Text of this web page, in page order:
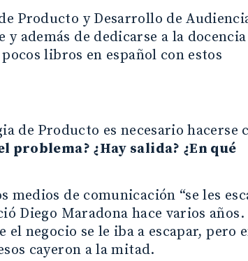
Producto y Desarrollo de
además de dedicarse a la docencia
libros en español con estos
de Producto es necesario hacerse
problema? ¿Hay salida? ¿En qué
de comunicación “se les
Diego Maradona hace varios años.
negocio se le iba a escapar, pero
cayeron a la mitad.